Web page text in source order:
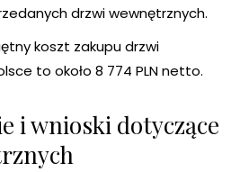
drzwi wewnętrznych.
koszt zakupu drzwi
to około 8 774 PLN netto.
i wnioski dotyczące